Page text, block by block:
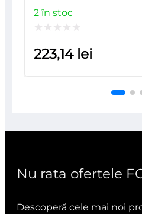
2 în stoc
la
223,14 lei
Nu rata ofertele
Descoperă cele mai noi